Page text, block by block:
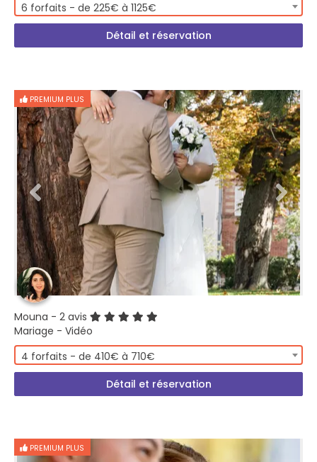
6 forfaits - de 225€ à 1125€
Détail et réservation
PREMIUM PLUS
Mouna - 2 avis
Mariage - Vidéo
4 forfaits - de 410€ à 710€
Détail et réservation
PREMIUM PLUS